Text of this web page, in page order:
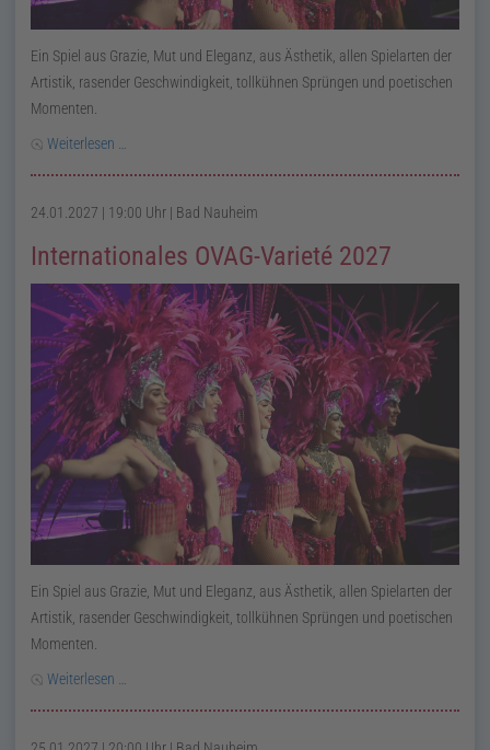
Ein Spiel aus Grazie, Mut und Eleganz, aus Ästhetik, allen Spielarten der
Artistik, rasender Geschwindigkeit, tollkühnen Sprüngen und poetischen
Momenten.
Weiterlesen …
24.01.2027 | 19:00 Uhr | Bad Nauheim
Internationales OVAG-Varieté 2027
Ein Spiel aus Grazie, Mut und Eleganz, aus Ästhetik, allen Spielarten der
Artistik, rasender Geschwindigkeit, tollkühnen Sprüngen und poetischen
Momenten.
Weiterlesen …